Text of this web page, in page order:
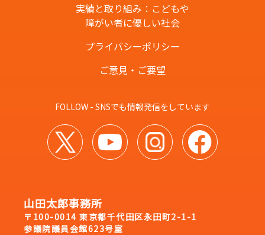
実績と取り組み：こどもや
障がい者に優しい社会
プライバシーポリシー
ご意見・ご要望
FOLLOW - SNSでも情報発信をしています
山田太郎事務所
〒100-0014 東京都千代田区永田町2-1-1
参議院議員会館623号室